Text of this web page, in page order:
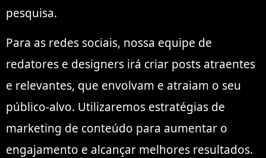
pesquisa.
Para as redes sociais, nossa equipe de
redatores e designers irá criar posts atraentes
e relevantes, que envolvam e atraiam o seu
público-alvo. Utilizaremos estratégias de
marketing de conteúdo para aumentar o
engajamento e alcançar melhores resultados.